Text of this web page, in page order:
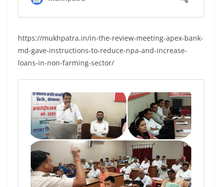
https://mukhpatra.in/in-the-review-meeting-apex-bank-
md-gave-instructions-to-reduce-npa-and-increase-
loans-in-non-farming-sector/